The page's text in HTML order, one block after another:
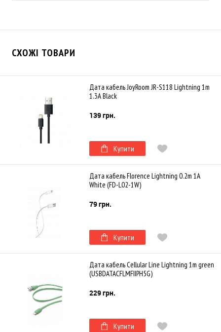
СХОЖІ ТОВАРИ
Дата кабель JoyRoom JR-S118 Lightning 1m
1.3A Black
139 грн.
Купити
Дата кабель Florence Lightning 0.2m 1A
White (FD-L02-1W)
79 грн.
Купити
Дата кабель Cellular Line Lightning 1m green
(USBDATACFLMFIIPH5G)
229 грн.
Купити